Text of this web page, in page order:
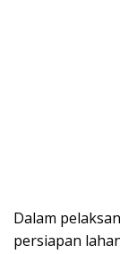
Dalam
persiapan